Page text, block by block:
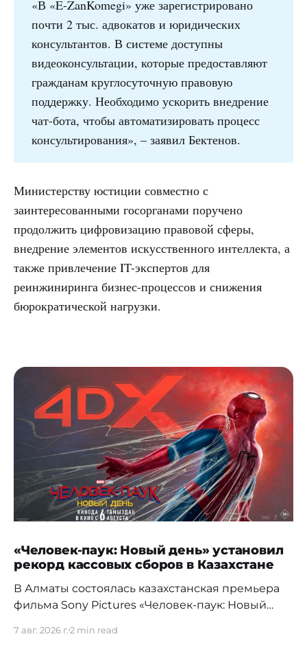
«В «E-ZanKomegi» уже зарегистрировано
почти 2 тыс. адвокатов и юридических
консультантов. В системе доступны
видеоконсультации, которые предоставляют
гражданам круглосуточную правовую
поддержку. Необходимо ускорить внедрение
чат-бота, чтобы автоматизировать процесс
консультирования», – заявил Бектенов.
Министерству юстиции совместно с
заинтересованными госорганами поручено
продолжить цифровизацию правовой сферы,
внедрение элементов искусственного интеллекта, а
также привлечение IT-экспертов для
реинжиниринга бизнес-процессов и снижения
бюрократической нагрузки.
«Человек-паук: Новый день» установил
рекорд кассовых сборов в Казахстане
В Алматы состоялась казахстанская премьера
фильма Sony Pictures «Человек-паук: Новый
установила новый абсолютный рекорд
7 авг. 2026 г.2 min read